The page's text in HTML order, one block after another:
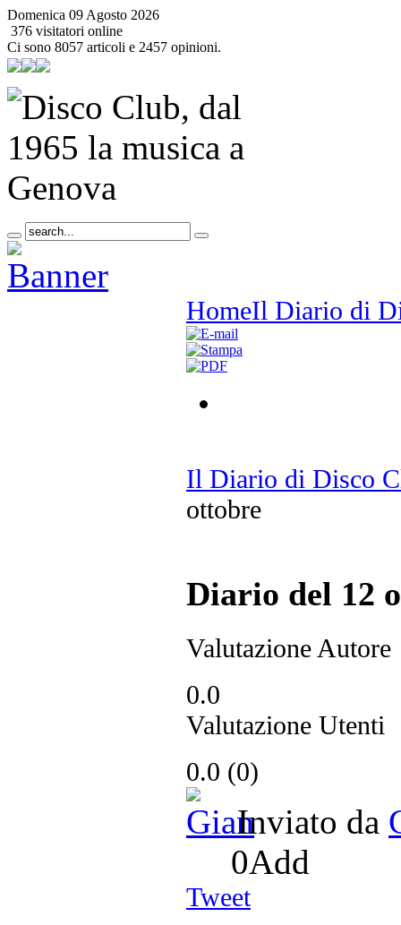
Domenica 09 Agosto 2026
376 visitatori online
Ci sono 8057 articoli e 2457 opinioni.
HomeIl Diario di
Il Diario di Disco
ottobre
Diario del 12
Valutazione Autore
0.0
Valutazione Utenti
0.0 (0)
Inviato da
0Add
Tweet